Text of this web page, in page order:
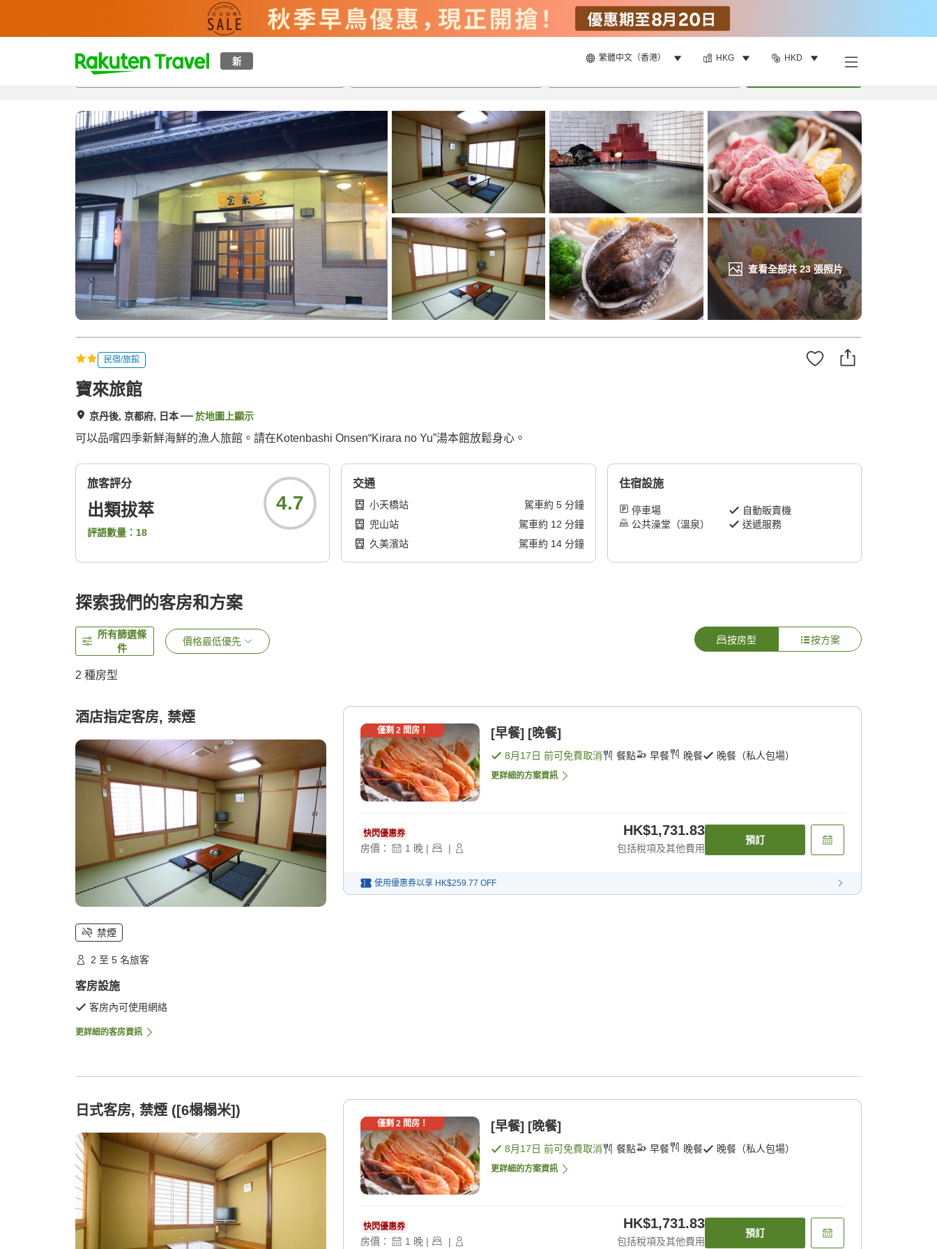
新 繁體中文（香港） HKG HKD
t
p
a
g
e
_
e
a
r
c
h
查看全部共23張照片
概覽房間及住宿方案 評價設施
民宿/旅館
寶來旅館
京丹後, 京都府, 日本 於地圖上顯示
可以品嚐四季新鮮海鮮的漁人旅館。請在Kotenbashi Onsen“Kirara no Yu”湯本館放鬆身心。
旅客評分
出類拔萃
評語數量： 18
4.7
交通
小天橋站 駕車約 5分鐘
兜山站
駕車約 12 分鐘
久美濱站
駕車約 14分鐘
住宿設施
停車場
自動販賣機
公共澡堂（溫泉）
送遞服務
探索我們的客房和方案
所有篩選條
件
價格最低優先 按房型 按方案
2 種房型
酒店指定客房, 禁煙
禁煙
2 至 5 名旅客
客房設施
客房內可使用網絡
更詳細的客房資訊
僅剩 2間房！ [早餐] [晚餐]
8月17日 前可免費取消 餐點 早餐 晚餐 晚餐（私人包場）
更詳細的方案資訊
快閃優惠券
房價： 1 晚 | |
HK$1,731.83
包括稅項及其他費用
預訂
使用優惠券以享 HK$259.77 OFF
日式客房, 禁煙 ([6榻榻米])
僅剩 2間房！ [早餐] [晚餐]
8月17日 前可免費取消 餐點 早餐 晚餐 晚餐（私人包場）
更詳細的方案資訊
快閃優惠券
房價： 1 晚 | |
HK$1,731.83
包括稅項及其他費用
預訂